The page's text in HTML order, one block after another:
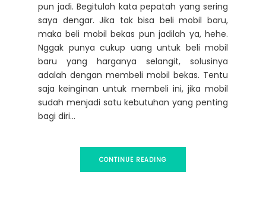
pun jadi. Begitulah kata pepatah yang sering
saya dengar. Jika tak bisa beli mobil baru,
maka beli mobil bekas pun jadilah ya, hehe.
Nggak punya cukup uang untuk beli mobil
baru yang harganya selangit, solusinya
adalah dengan membeli mobil bekas. Tentu
saja keinginan untuk membeli ini, jika mobil
sudah menjadi satu kebutuhan yang penting
bagi diri...
CONTINUE READING